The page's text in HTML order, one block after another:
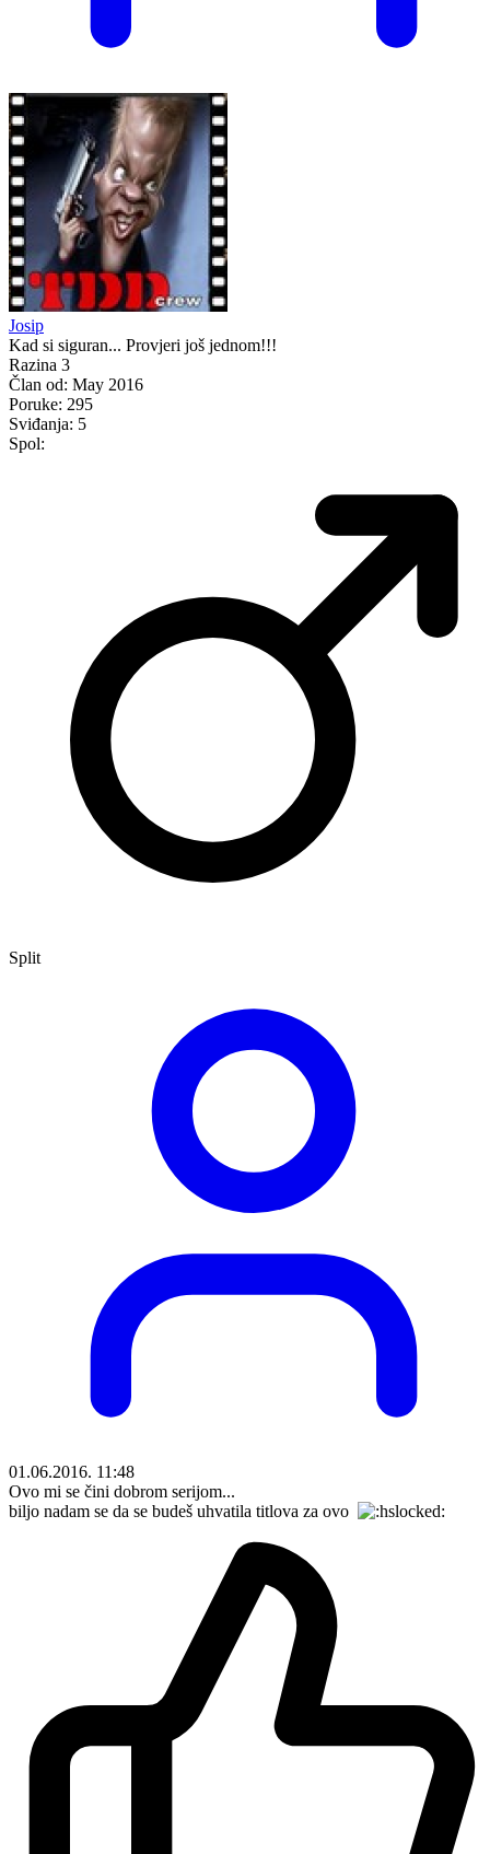
Josip
Kad si siguran... Provjeri još jednom!!!
Razina 3
Član od: May 2016
Poruke: 295
Sviđanja: 5
Spol:
Split
01.06.2016. 11:48
Ovo mi se čini dobrom serijom...
biljo nadam se da se budeš uhvatila titlova za ovo